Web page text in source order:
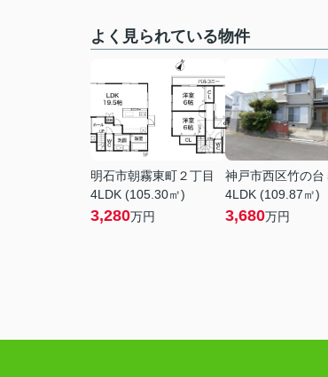
よく見られている物件
明石市朝霧東町２丁目
4LDK (105.30㎡)
3,280万円
神戸市西区竹の台
4LDK (109.87㎡)
3,680万円